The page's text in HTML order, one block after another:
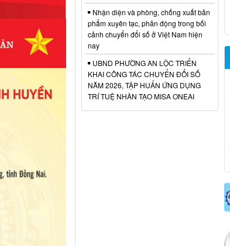
Nhận diện và phòng, chống xuất bản
phẩm xuyên tạc, phản động trong bối
cảnh chuyển đổi số ở Việt Nam hiện
nay
UBND PHƯỜNG AN LỘC TRIỂN
KHAI CÔNG TÁC CHUYỂN ĐỔI SỐ
NĂM 2026, TẬP HUẤN ỨNG DỤNG
TRÍ TUỆ NHÂN TẠO MISA ONEAI